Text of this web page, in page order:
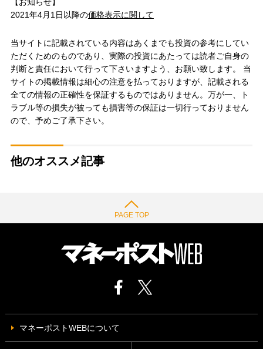
2021年4月1日以降の価格表示に関して
当サイトに記載されている内容はあくまでも投資の参考にしてい
ただくためのものであり、実際の投資にあたっては読者ご自身の
判断と責任において行って下さいますよう、お願い致します。 当
サイトの掲載情報は細心の注意を払っておりますが、記載される
全ての情報の正確性を保証するものではありません。万が一、ト
ラブル等の損失が被っても損害等の保証は一切行っておりません
ので、予めご了承下さい。
他のオススメ記事
PAGE TOP
マネーポストWEBについて